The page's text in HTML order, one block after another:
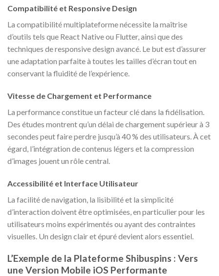
Compatibilité et Responsive Design
La compatibilité multiplateforme nécessite la maîtrise
d’outils tels que React Native ou Flutter, ainsi que des
techniques de responsive design avancé. Le but est d’assurer
une adaptation parfaite à toutes les tailles d’écran tout en
conservant la fluidité de l’expérience.
Vitesse de Chargement et Performance
La performance constitue un facteur clé dans la fidélisation.
Des études montrent qu’un délai de chargement supérieur à 3
secondes peut faire perdre jusqu’à 40 % des utilisateurs. À cet
égard, l’intégration de contenus légers et la compression
d’images jouent un rôle central.
Accessibilité et Interface Utilisateur
La facilité de navigation, la lisibilité et la simplicité
d’interaction doivent être optimisées, en particulier pour les
utilisateurs moins expérimentés ou ayant des contraintes
visuelles. Un design clair et épuré devient alors essentiel.
L’Exemple de la Plateforme Shibuspins : Vers
une Version Mobile iOS Performante